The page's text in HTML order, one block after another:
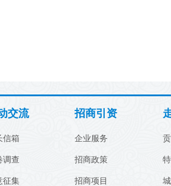
交流
信箱
调查
征集
招商引资
企业服务
招商政策
招商项目